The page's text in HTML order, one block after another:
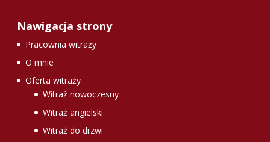
Nawigacja strony
Pracownia witraży
O mnie
Oferta witraży
Witraż nowoczesny
Witraż angielski
Witraż do drzwi